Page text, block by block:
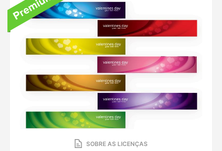
SOBRE AS LICENÇAS